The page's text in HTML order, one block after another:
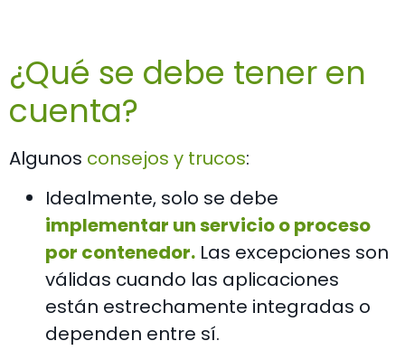
¿Qué se debe tener en
cuenta?
Algunos consejos y trucos:
Idealmente, solo se debe
implementar un servicio o proceso
por contenedor. Las excepciones son
válidas cuando las aplicaciones
están estrechamente integradas o
dependen entre sí.